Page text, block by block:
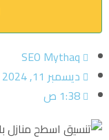
SEO Mythaq
ديسمبر 11, 2024
1:38 ص